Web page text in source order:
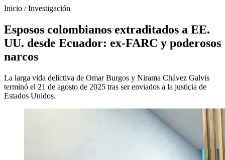
Inicio /Investigación
Esposos colombianos extraditados a EE.
UU. desde Ecuador: ex-FARC y poderosos
narcos
La larga vida delictiva de Omar Burgos y Nirama Chávez Galvis
terminó el 21 de agosto de 2025 tras ser enviados a la justicia de
Estados Unidos.